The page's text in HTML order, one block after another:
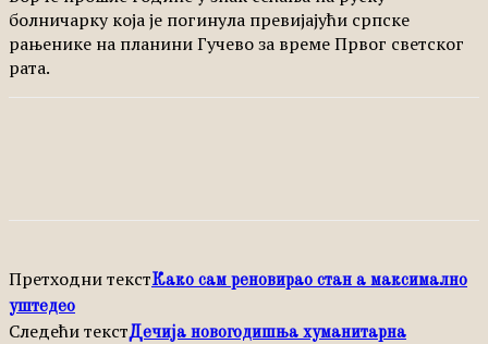
болничарку која је погинула превијајући српске
рањенике на планини Гучево за време Првог светског
рата.
Претходни текстКако сам реновирао стан а максимално
уштедео
Следећи текстДечија новогодишња хуманитарна